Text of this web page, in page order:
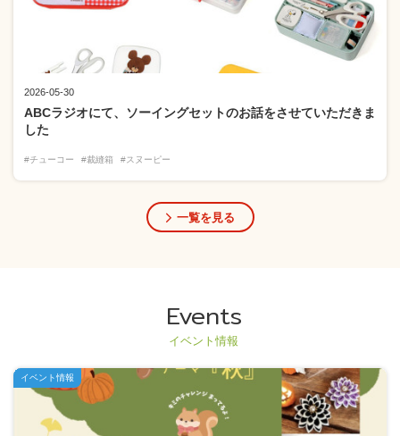
2026-05-30
ABCラジオにて、ソーイングセットのお話をさせていただきま
した
#チューコー #裁縫箱 #スヌーピー
一覧を見る
Events
イベント情報
イベント情報